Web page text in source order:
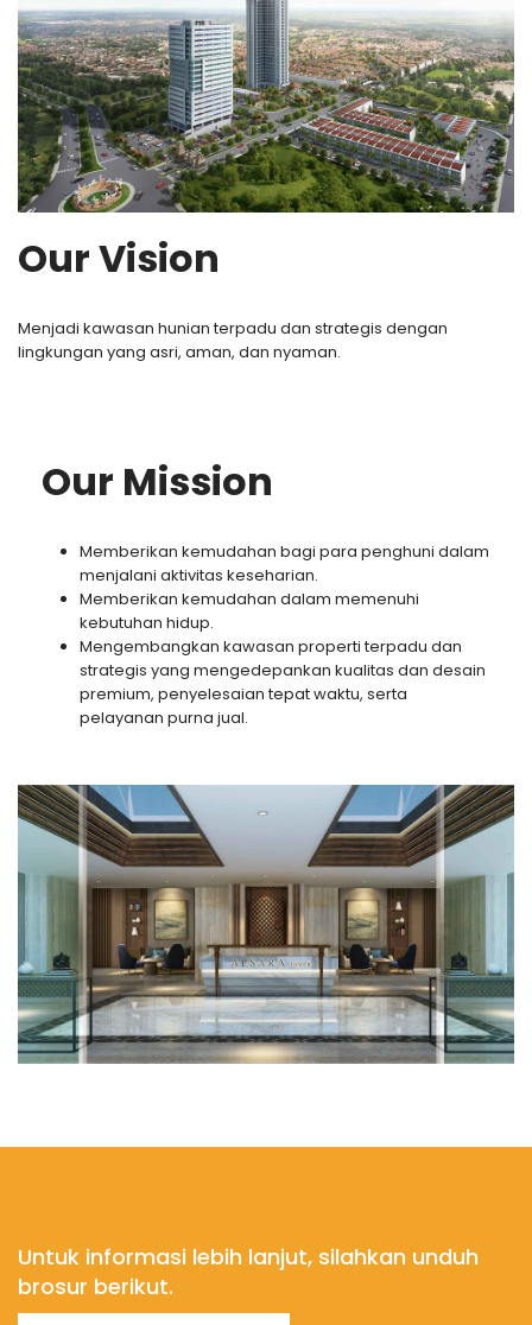
Our Vision
Menjadi kawasan hunian terpadu dan strategis dengan
lingkungan yang asri, aman, dan nyaman.
Our Mission
Memberikan kemudahan bagi para penghuni dalam
menjalani aktivitas keseharian.
Memberikan kemudahan dalam memenuhi
kebutuhan hidup.
Mengembangkan kawasan properti terpadu dan
strategis yang mengedepankan kualitas dan desain
premium, penyelesaian tepat waktu, serta
pelayanan purna jual.
Untuk informasi lebih lanjut, silahkan unduh
brosur berikut.